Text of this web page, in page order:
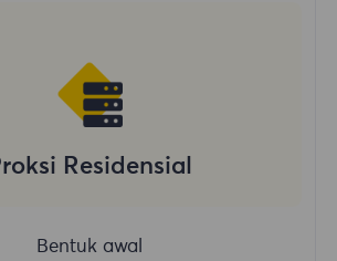
Residensial
Bentuk awal